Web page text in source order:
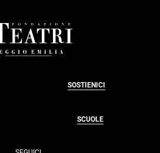
SOSTIENICI
SCUOLE